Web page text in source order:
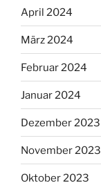
April 2024
März 2024
Februar 2024
Januar 2024
Dezember 2023
November 2023
Oktober 2023